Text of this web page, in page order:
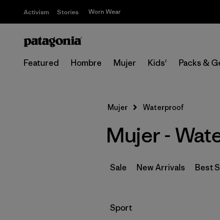
Activism Stories Worn Wear
Featured Hombre Mujer Kids' Packs &
Mujer Waterproof
Mujer -
Sale New Arrivals Best
Filtrar por
Sport